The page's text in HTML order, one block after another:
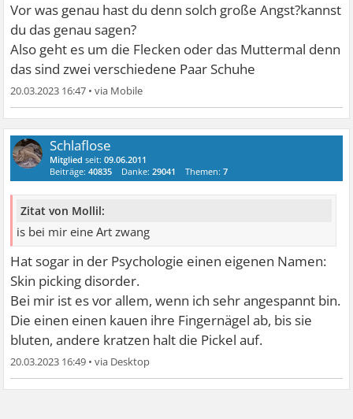
Vor was genau hast du denn solch große Angst?kannst
du das genau sagen?
Also geht es um die Flecken oder das Muttermal denn
das sind zwei verschiedene Paar Schuhe
20.03.2023 16:47 •
Schlaflose
Mitglied seit:09.06.2011
Beiträge:40835 Danke:29041 Themen:7
Zitat von Mollil:
is bei mir eine Art zwang
Hat sogar in der Psychologie einen eigenen Namen:
Skin picking disorder.
Bei mir ist es vor allem, wenn ich sehr angespannt bin.
Die einen einen kauen ihre Fingernägel ab, bis sie
bluten, andere kratzen halt die Pickel auf.
20.03.2023 16:49 •